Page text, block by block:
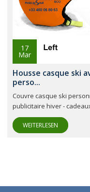
17
Mar
Housse casque ski
perso...
Couvre casque ski
publicitaire hiver -
WEITERLESEN